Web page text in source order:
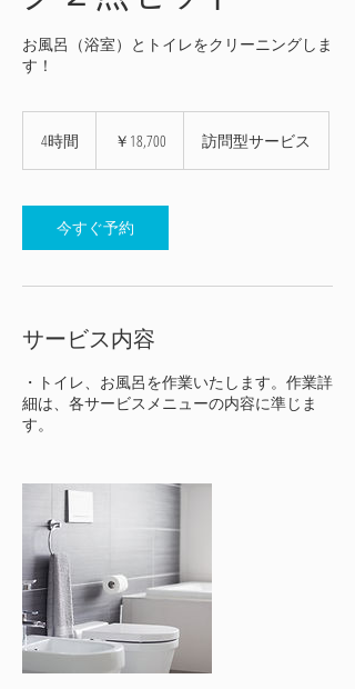
お風呂（浴室）とトイレをクリーニングしま
す！
4時間 ￥18,700 訪問型サービス
今すぐ予約
サービス内容
・トイレ、お風呂を作業いたします。作業詳
細は、各サービスメニューの内容に準じま
す。